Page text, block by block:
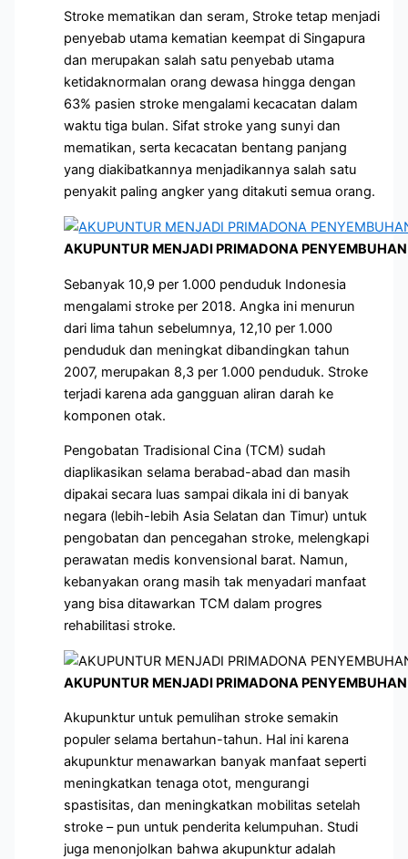
Stroke mematikan dan seram, Stroke tetap menjadi
penyebab utama kematian keempat di Singapura
dan merupakan salah satu penyebab utama
ketidaknormalan orang dewasa hingga dengan
63% pasien stroke mengalami kecacatan dalam
waktu tiga bulan. Sifat stroke yang sunyi dan
mematikan, serta kecacatan bentang panjang
yang diakibatkannya menjadikannya salah satu
penyakit paling angker yang ditakuti semua orang.
AKUPUNTUR MENJADI PRIMADONA
Sebanyak 10,9 per 1.000 penduduk Indonesia
mengalami stroke per 2018. Angka ini menurun
dari lima tahun sebelumnya, 12,10 per 1.000
penduduk dan meningkat dibandingkan tahun
2007, merupakan 8,3 per 1.000 penduduk. Stroke
terjadi karena ada gangguan aliran darah ke
komponen otak.
Pengobatan Tradisional Cina (TCM) sudah
diaplikasikan selama berabad-abad dan masih
dipakai secara luas sampai dikala ini di banyak
negara (lebih-lebih Asia Selatan dan Timur) untuk
pengobatan dan pencegahan stroke, melengkapi
perawatan medis konvensional barat. Namun,
kebanyakan orang masih tak menyadari manfaat
yang bisa ditawarkan TCM dalam progres
rehabilitasi stroke.
AKUPUNTUR MENJADI PRIMADONA
Akupunktur untuk pemulihan stroke semakin
populer selama bertahun-tahun. Hal ini karena
akupunktur menawarkan banyak manfaat seperti
meningkatkan tenaga otot, mengurangi
spastisitas, dan meningkatkan mobilitas setelah
stroke – pun untuk penderita kelumpuhan. Studi
juga menonjolkan bahwa akupunktur adalah